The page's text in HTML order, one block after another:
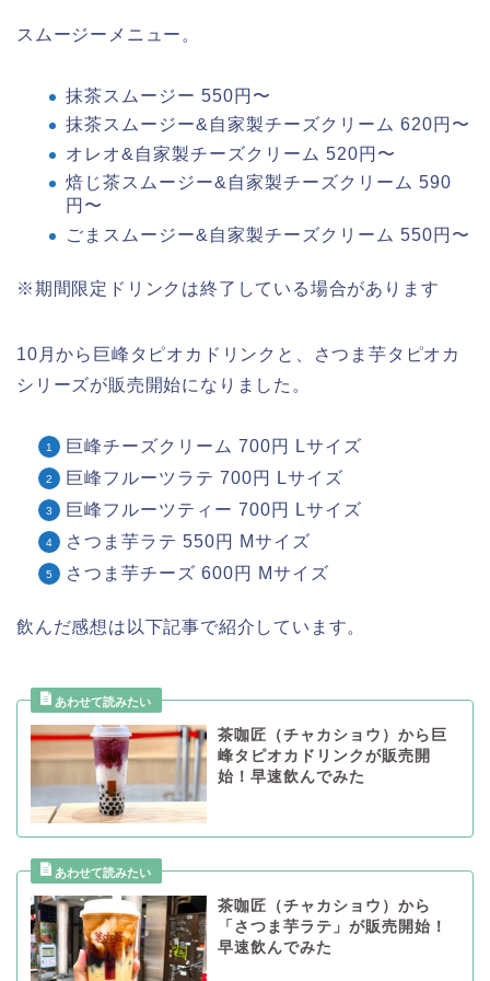
スムージーメニュー。
抹茶スムージー 550円〜
抹茶スムージー&自家製チーズクリーム 620円〜
オレオ&自家製チーズクリーム 520円〜
焙じ茶スムージー&自家製チーズクリーム 590
円〜
ごまスムージー&自家製チーズクリーム 550円〜
※期間限定ドリンクは終了している場合があります
10月から巨峰タピオカドリンクと、さつま芋タピオカ
シリーズが販売開始になりました。
巨峰チーズクリーム 700円 Lサイズ
巨峰フルーツラテ 700円 Lサイズ
巨峰フルーツティー 700円 Lサイズ
さつま芋ラテ 550円 Mサイズ
さつま芋チーズ 600円 Mサイズ
飲んだ感想は以下記事で紹介しています。
茶咖匠（チャカショウ）から巨
峰タピオカドリンクが販売開
始！早速飲んでみた
茶咖匠（チャカショウ）から
「さつま芋ラテ」が販売開始！
早速飲んでみた